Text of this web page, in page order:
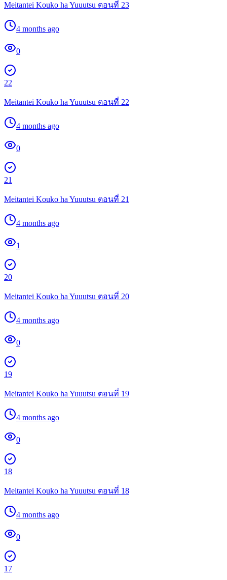
Meitantei Kouko ha Yuuutsu ตอนที่ 23
4 months ago
0
22
Meitantei Kouko ha Yuuutsu ตอนที่ 22
4 months ago
0
21
Meitantei Kouko ha Yuuutsu ตอนที่ 21
4 months ago
1
20
Meitantei Kouko ha Yuuutsu ตอนที่ 20
4 months ago
0
19
Meitantei Kouko ha Yuuutsu ตอนที่ 19
4 months ago
0
18
Meitantei Kouko ha Yuuutsu ตอนที่ 18
4 months ago
0
17